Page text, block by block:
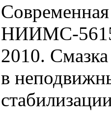
НИИМС-
2010.
в